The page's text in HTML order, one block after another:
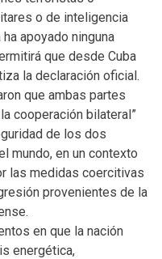
o de inteligencia
apoyado ninguna
que desde Cuba
la declaración oficial.
que ambas partes
cooperación bilateral”
de los dos
mundo, en un contexto
las medidas coercitivas
provenientes de la
en que la nación
energética,